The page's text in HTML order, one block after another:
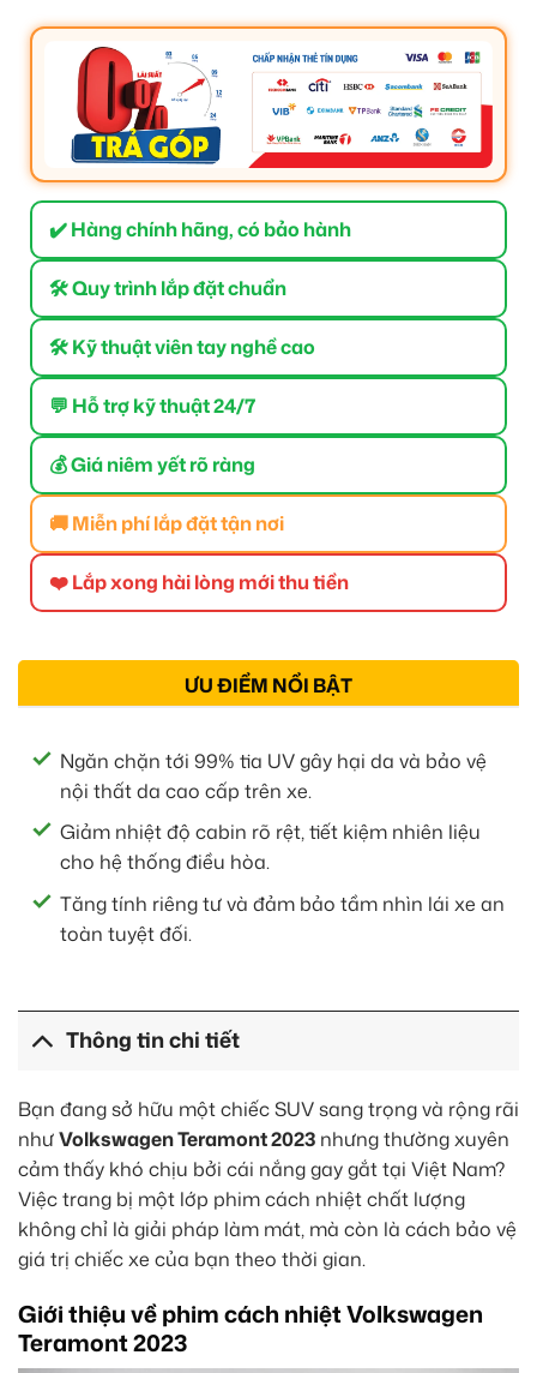
✔️ Hàng chính hãng, có bảo hành
🛠 Quy trình lắp đặt chuẩn
🛠 Kỹ thuật viên tay nghề cao
💬 Hỗ trợ kỹ thuật 24/7
💰 Giá niêm yết rõ ràng
🚚 Miễn phí lắp đặt tận nơi
❤️ Lắp xong hài lòng mới thu tiền
ƯU ĐIỂM NỔI BẬT
Ngăn chặn tới 99% tia UV gây hại da và bảo vệ
nội thất da cao cấp trên xe.
Giảm nhiệt độ cabin rõ rệt, tiết kiệm nhiên liệu
cho hệ thống điều hòa.
Tăng tính riêng tư và đảm bảo tầm nhìn lái xe an
toàn tuyệt đối.
Thông tin chi tiết
Bạn đang sở hữu một chiếc SUV sang trọng và rộng rãi
nhưVolkswagen Teramont 2023 nhưng thường xuyên
cảm thấy khó chịu bởi cái nắng gay gắt tại Việt Nam?
Việc trang bị một lớp phim cách nhiệt chất lượng
không chỉ là giải pháp làm mát, mà còn là cách bảo vệ
giá trị chiếc xe của bạn theo thời gian.
Giới thiệu về phim cách nhiệt Volkswagen
Teramont 2023